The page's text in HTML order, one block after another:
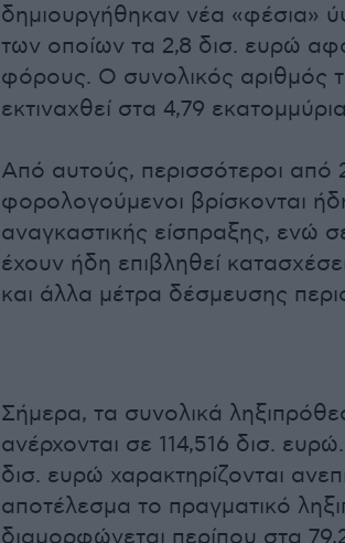
δημιουργήθηκαν νέα «φέσια»
των οποίων τα 2,8 δισ. ευρώ
φόρους. Ο συνολικός αριθμός
εκτιναχθεί στα 4,79
Από αυτούς, περισσότεροι από
φορολογούμενοι βρίσκονται
αναγκαστικής είσπραξης, ενώ
έχουν ήδη επιβληθεί
και άλλα μέτρα δέσμευσης
Σήμερα, τα συνολικά
ανέρχονται σε 114,516 δισ.
δισ. ευρώ χαρακτηρίζονται
αποτέλεσμα το πραγματικό
διαμορφώνεται περίπου στα